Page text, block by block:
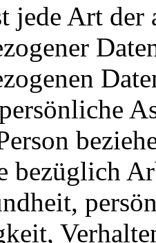
jede Art der
bezüglich